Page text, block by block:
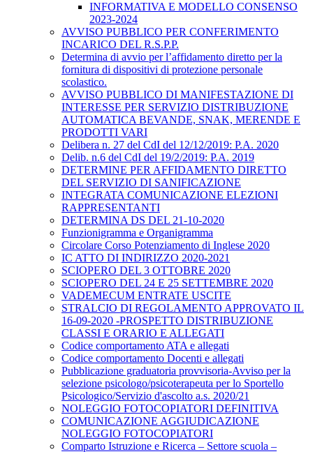
INFORMATIVA E MODELLO CONSENSO
2023-2024
AVVISO PUBBLICO PER CONFERIMENTO
INCARICO DEL R.S.P.P.
Determina di avvio per l’affidamento diretto per la
fornitura di dispositivi di protezione personale
scolastico.
AVVISO PUBBLICO DI MANIFESTAZIONE DI
INTERESSE PER SERVIZIO DISTRIBUZIONE
AUTOMATICA BEVANDE, SNAK, MERENDE E
PRODOTTI VARI
Delibera n. 27 del CdI del 12/12/2019: P.A. 2020
Delib. n.6 del CdI del 19/2/2019: P.A. 2019
DETERMINE PER AFFIDAMENTO DIRETTO
DEL SERVIZIO DI SANIFICAZIONE
INTEGRATA COMUNICAZIONE ELEZIONI
RAPPRESENTANTI
DETERMINA DS DEL 21-10-2020
Funzionigramma e Organigramma
Circolare Corso Potenziamento di Inglese 2020
IC ATTO DI INDIRIZZO 2020-2021
SCIOPERO DEL 3 OTTOBRE 2020
SCIOPERO DEL 24 E 25 SETTEMBRE 2020
VADEMECUM ENTRATE USCITE
STRALCIO DI REGOLAMENTO APPROVATO IL
16-09-2020 -PROSPETTO DISTRIBUZIONE
CLASSI E ORARIO E ALLEGATI
Codice comportamento ATA e allegati
Codice comportamento Docenti e allegati
Pubblicazione graduatoria provvisoria-Avviso per la
selezione psicologo/psicoterapeuta per lo Sportello
Psicologico/Servizio d'ascolto a.s. 2020/21
NOLEGGIO FOTOCOPIATORI DEFINITIVA
COMUNICAZIONE AGGIUDICAZIONE
NOLEGGIO FOTOCOPIATORI
Comparto Istruzione e Ricerca – Settore scuola –